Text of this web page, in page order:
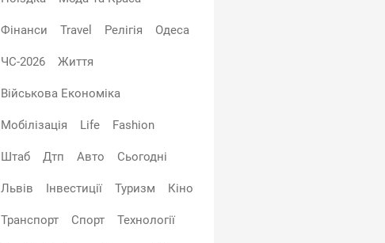
Фінанси Travel Релігія Одеса
ЧС-2026 Життя
Військова Економіка
Мобілізація Life Fashion
Штаб Дтп Авто Сьогодні
Львів Інвестиції Туризм Кіно
Транспорт Спорт Технології